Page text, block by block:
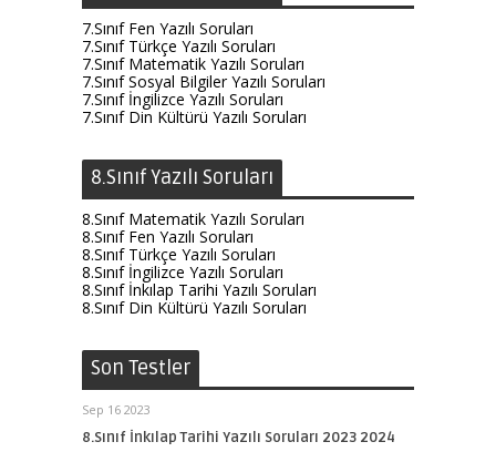
7.Sınıf Fen Yazılı Soruları
7.Sınıf Türkçe Yazılı Soruları
7.Sınıf Matematik Yazılı Soruları
7.Sınıf Sosyal Bilgiler Yazılı Soruları
7.Sınıf İngilizce Yazılı Soruları
7.Sınıf Din Kültürü Yazılı Soruları
8.Sınıf Yazılı Soruları
8.Sınıf Matematik Yazılı Soruları
8.Sınıf Fen Yazılı Soruları
8.Sınıf Türkçe Yazılı Soruları
8.Sınıf İngilizce Yazılı Soruları
8.Sınıf İnkılap Tarihi Yazılı Soruları
8.Sınıf Din Kültürü Yazılı Soruları
Son Testler
Sep 16 2023
8.Sınıf İnkılap Tarihi Yazılı Soruları 2023 2024